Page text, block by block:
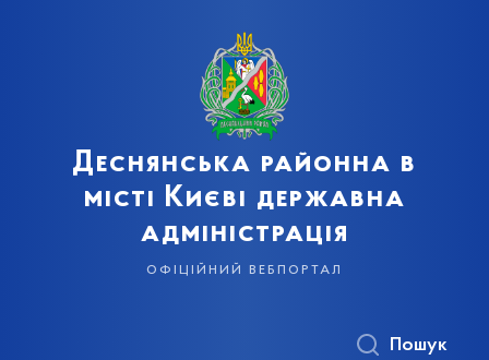
Деснянська районна в
місті Києві державна
адміністрація
офіційний вебпортал
Пошук